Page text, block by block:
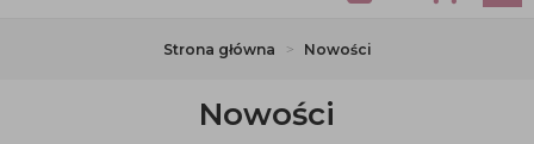
Strona główna Nowości
Nowości